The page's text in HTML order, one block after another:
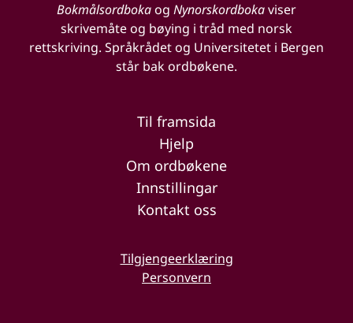
Bokmålsordbokaog Nynorskordbokaviser
skrivemåte og bøying i tråd med norsk
rettskriving. Språkrådet og Universitetet i Bergen
står bak ordbøkene.
Til framsida
Hjelp
Om ordbøkene
Innstillingar
Kontakt oss
Tilgjengeerklæring
Personvern